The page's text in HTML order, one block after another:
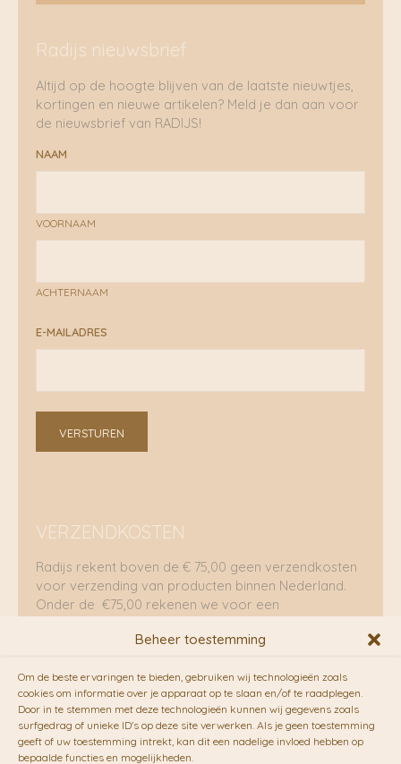
Beheer toestemming
Om de beste ervaringen te bieden, gebruiken wij technologieën zoals
cookies om informatie over je apparaat op te slaan en/of te raadplegen.
Door in te stemmen met deze technologieën kunnen wij gegevens zoals
surfgedrag of unieke ID's op deze site verwerken. Als je geen toestemming
geeft of uw toestemming intrekt, kan dit een nadelige invloed hebben op
bepaalde functies en mogelijkheden.
Radijs nieuwsbrief
Altijd op de hoogte blijven van de laatste nieuwtjes,
kortingen en nieuwe artikelen? Meld je dan aan voor
de nieuwsbrief van RADIJS!
NAAM
VOORNAAM
ACHTERNAAM
E-MAILADRES
VERSTUREN
VERZENDKOSTEN
Radijs rekent boven de € 75,00 geen verzendkosten
voor verzending van producten binnen Nederland.
Onder de €75,00 rekenen we voor een
RADIJS werkt samen met de duurzame bezorgdienst
vanFietskoeriers.nl. Pakketten (mits voorradig) voor
10.00 uur besteld op een doordeweekse dag,
bezorgen zij soms nog op dezelfde dag in de